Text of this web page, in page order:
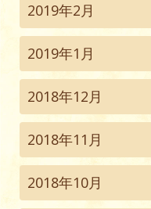
2019年2月
2019年1月
2018年12月
2018年11月
2018年10月